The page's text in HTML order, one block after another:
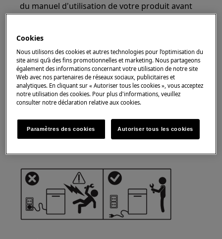
du manuel d'utilisation de votre produit avant
toute opération de réparation ou de
https://www.electrolux.com/support/user-manuals/
ATTENTION !RISQUE DE CHOC ÉLECTRIQUE
Avant toute réparation ou opération de
maintenance, désactivez l'appareil et
Cookies
Nous utilisons des cookies et autres technologies pour l’optimisation du
site ainsi qu’à des fins promotionnelles et marketing. Nous partageons
également des informations concernant votre utilisation de notre site
Web avec nos partenaires de réseaux sociaux, publicitaires et
analytiques. En cliquant sur « Autoriser tous les cookies », vous acceptez
notre utilisation des cookies. Pour plus d'informations, veuillez
consulter notre déclaration relative aux cookies.
Paramètres des cookies Autoriser tous les cookies